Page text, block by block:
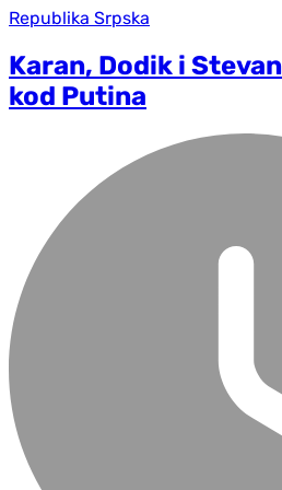
Republika Srpska
Karan, Dodik i
kod Putina